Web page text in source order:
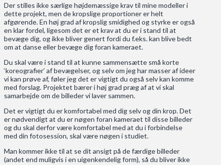
Der stilles ikke særlige højdemæssige krav til mine modeller i
dette projekt, men de kropslige proportioner er helt
afgørende. En høj grad af kropslig smidighed og styrke er også
en klar fordel, ligesom det er et krav at du er i stand til at
bevæge dig, og ikke bliver genert fordi du f.eks. kan blive bedt
om at danse eller bevæge dig foran kameraet.
Du skal være i stand til at kunne sammensætte små korte
‘koreografier’ af bevægelser, og selv om jeg har masser af ideer
vi kan prøve af, føler jeg det er vigtigt du også selv kan komme
med forslag. Projektet bærer i høj grad præg af at vi skal
samarbejde om de billeder vi laver sammen.
Det er vigtigt du er komfortabel med dig selv og din krop. Det
er nødvendigt at du er nøgen foran kameraet til disse billeder
og du skal derfor være komfortabel med at du i forbindelse
med din fotosession, skal være nøgen i studiet.
Man kommer ikke til at se dit ansigt på de færdige billeder
(andet end muligvis i en uigenkendelig form), så du bliver ikke